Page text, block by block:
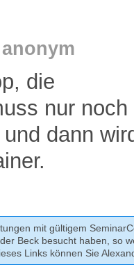
anonym
die
nur noch
dann
mit gültigem
Beck besucht haben, so
Links können Sie